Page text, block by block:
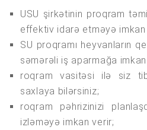
USU şirkətinin proqram
effektiv idarə etməyə
SU proqramı heyvanların
səmərəli iş aparmağa
roqram vasitəsi ilə siz
saxlaya bilərsiniz;
roqram pəhrizinizi
izləməyə imkan verir;